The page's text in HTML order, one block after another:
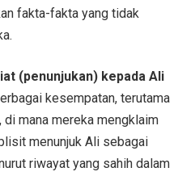
fakta-fakta yang tidak
(penunjukan) kepada Ali
, di mana mereka mengklaim
riwayat yang sahih dalam